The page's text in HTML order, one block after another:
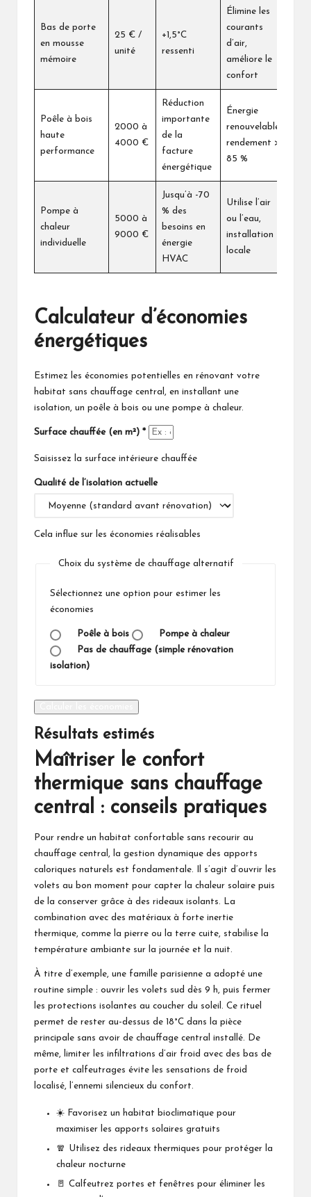
Bas de porte
en mousse
mémoire
25 € /
unité
+1,5°C
ressenti
Élimine les
courants
d’air,
améliore le
confort
Poêle à bois
haute
performance
2000 à
4000 €
Réduction
importante
de la
facture
énergétique
Énergie
renouvelable,
rendement >
85 %
Pompe à
chaleur
individuelle
5000 à
9000 €
Jusqu’à -70
% des
besoins en
énergie
HVAC
Utilise l’air
ou l’eau,
installation
locale
Calculateur d’économies
énergétiques
Estimez les économies potentielles en rénovant votre
habitat sans chauffage central, en installant une
isolation, un poêle à bois ou une pompe à chaleur.
Surface chauffée (en m²) *
Saisissez la surface intérieure chauffée
Qualité de l’isolation actuelle
Cela influe sur les économies réalisables
Choix du système de chauffage alternatif
Sélectionnez une option pour estimer les
économies
Poêle à bois
Pompe à chaleur
Pas de chauffage (simple rénovation
isolation)
Résultats estimés
Maîtriser le confort
thermique sans chauffage
central : conseils pratiques
Pour rendre un habitat confortable sans recourir au
chauffage central, la gestion dynamique des apports
caloriques naturels est fondamentale. Il s’agit d’ouvrir les
volets au bon moment pour capter la chaleur solaire puis
de la conserver grâce à des rideaux isolants. La
combination avec des matériaux à forte inertie
thermique, comme la pierre ou la terre cuite, stabilise la
température ambiante sur la journée et la nuit.
À titre d’exemple, une famille parisienne a adopté une
routine simple : ouvrir les volets sud dès 9 h, puis fermer
les protections isolantes au coucher du soleil. Ce rituel
permet de rester au-dessus de 18°C dans la pièce
principale sans avoir de chauffage central installé. De
même, limiter les infiltrations d’air froid avec des bas de
porte et calfeutrages évite les sensations de froid
localisé, l’ennemi silencieux du confort.
☀️ Favorisez un habitat bioclimatique pour
maximiser les apports solaires gratuits
🧣 Utilisez des rideaux thermiques pour protéger la
chaleur nocturne
🚪 Calfeutrez portes et fenêtres pour éliminer les